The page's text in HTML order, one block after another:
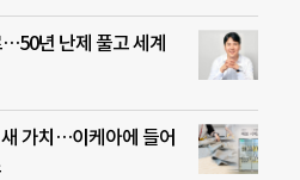
…50년 난제 풀고 세계
가치…이케아에 들어